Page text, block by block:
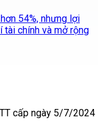
54%, nhưng lợi
tài chính và mở rộng
cấp ngày 5/7/2024